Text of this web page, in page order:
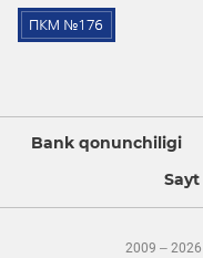
Bank qonunchiligi
2009 –